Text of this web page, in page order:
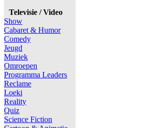
Televisie / Video
Show
Cabaret & Humor
Comedy
Jeugd
Muziek
Omroepen
Programma Leaders
Reclame
Loeki
Reality
Quiz
Science Fiction